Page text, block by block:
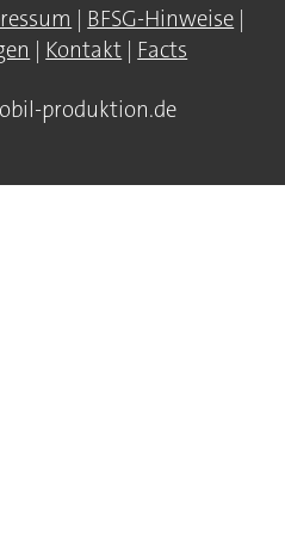
| BFSG-Hinweise |
| Kontakt | Facts
produktion.de